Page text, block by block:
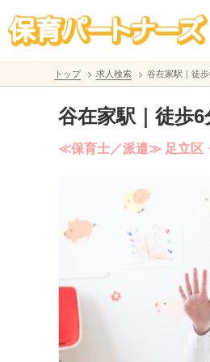
トップ 求人検索 谷在家駅｜徒
谷在家駅｜徒歩6
≪保育士／派遣≫ 足立区